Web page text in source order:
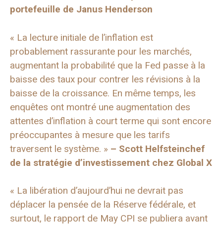
portefeuille de Janus Henderson
« La lecture initiale de l’inflation est
probablement rassurante pour les marchés,
augmentant la probabilité que la Fed passe à la
baisse des taux pour contrer les révisions à la
baisse de la croissance. En même temps, les
enquêtes ont montré une augmentation des
attentes d’inflation à court terme qui sont encore
préoccupantes à mesure que les tarifs
traversent le système. » – Scott Helfsteinchef
de la stratégie d’investissement chez Global X
« La libération d’aujourd’hui ne devrait pas
déplacer la pensée de la Réserve fédérale, et
surtout, le rapport de May CPI se publiera avant